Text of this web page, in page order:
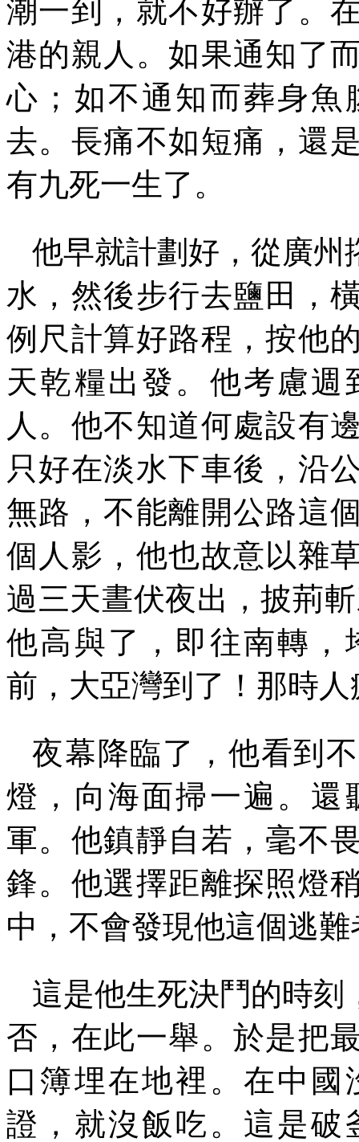
潮一到，就不好辦了。
港的親人。如果通知了
心；如不通知而葬身魚
去。長痛不如短痛，還
有九死一生了。
他早就計劃好，從廣州
水，然後步行去鹽田，
例尺計算好路程，按他
天乾糧出發。他考慮
人。他不知道何處設有
只好在淡水下車後，沿
無路，不能離開公路這
個人影，他也故意以雜
過三天晝伏夜出，披荊
他高與了，即往南轉，
前，大亞灣到了！那時
夜幕降臨了，他看到
燈，向海面掃一遍。還
軍。他鎮靜自若，毫不
鋒。他選擇距離探照燈
中，不會發現他這個逃難
這是他生死決鬥的時
否，在此一舉。於是把
口簿埋在地裡。在中
證，就沒飯吃。這是破